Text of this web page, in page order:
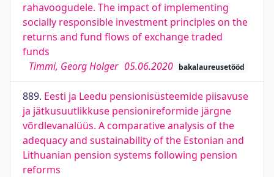
rahavoogudele. The impact of implementing
socially responsible investment principles on the
returns and fund flows of exchange traded
funds
Timmi, Georg Holger 05.06.2020 bakalaureusetööd
889. Eesti ja Leedu pensionisüsteemide piisavuse
ja jätkusuutlikkuse pensionireformide järgne
võrdlevanalüüs. A comparative analysis of the
adequacy and sustainability of the Estonian and
Lithuanian pension systems following pension
reforms